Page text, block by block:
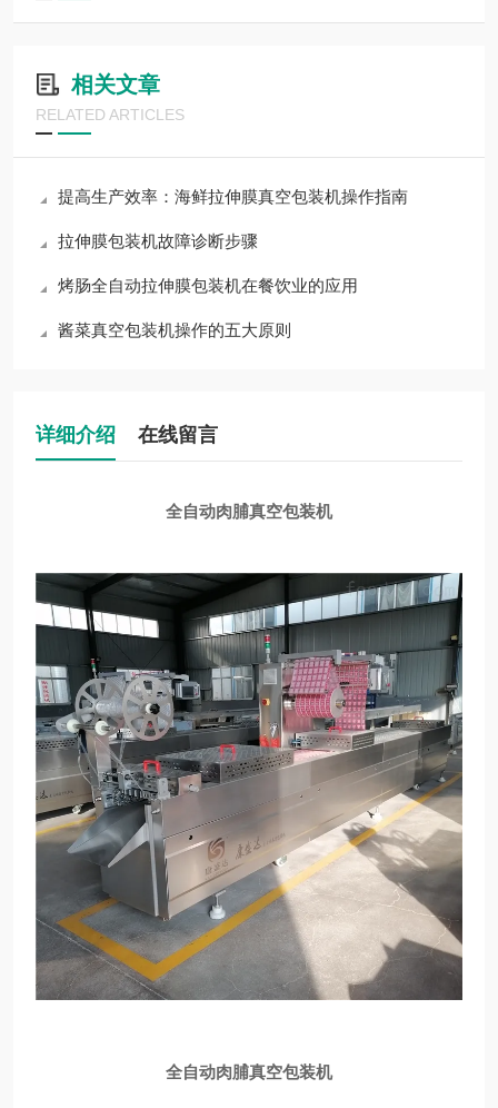
相关文章
RELATED ARTICLES
提高生产效率：海鲜拉伸膜真空包装机操作指南
拉伸膜包装机故障诊断步骤
烤肠全自动拉伸膜包装机在餐饮业的应用
酱菜真空包装机操作的五大原则
详细介绍 在线留言
全自动肉脯真空包装机
全自动肉脯真空包装机